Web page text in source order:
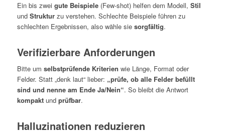
Ein bis zwei gute Beispiele(Few-shot) helfen dem Modell, Stil
und Strukturzu verstehen. Schlechte Beispiele führen zu
schlechten Ergebnissen, also wähle sie sorgfältig.
Verifizierbare Anforderungen
Bitte um selbstprüfende Kriterien wie Länge, Format oder
Felder. Statt „denk laut“ lieber: „prüfe, ob alle Felder befüllt
sind und nenne am Ende Ja/Nein“. So bleibt die Antwort
kompaktund prüfbar.
Halluzinationen reduzieren